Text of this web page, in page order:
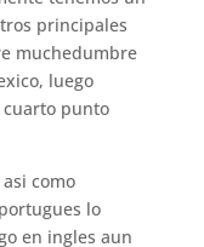
principales
muchedumbre
luego
cuarto punto
como
lo
en ingles aun